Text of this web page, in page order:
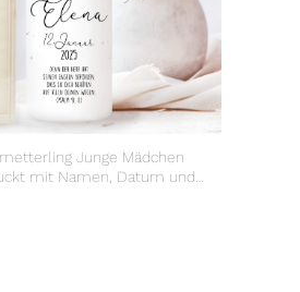
Junge Mädchen
mit Namen, Datum und